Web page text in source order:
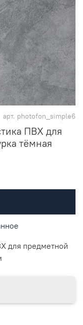
арт. photofon_simple6
ПВХ для
тёмная
для предметной